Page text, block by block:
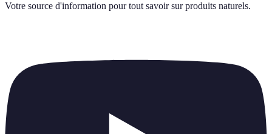
Votre source d'information pour tout savoir sur produits naturels.